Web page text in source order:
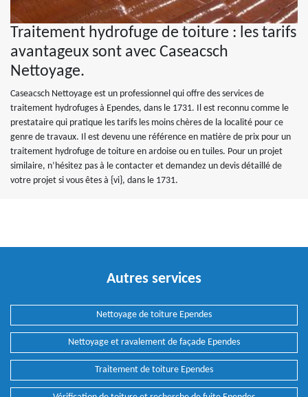
Traitement hydrofuge de toiture : les tarifs
avantageux sont avec Caseacsch
Nettoyage.
Caseacsch Nettoyage est un professionnel qui offre des services de
traitement hydrofuges à Ependes, dans le 1731. Il est reconnu comme le
prestataire qui pratique les tarifs les moins chères de la localité pour ce
genre de travaux. Il est devenu une référence en matière de prix pour un
traitement hydrofuge de toiture en ardoise ou en tuiles. Pour un projet
similaire, n’hésitez pas à le contacter et demandez un devis détaillé de
votre projet si vous êtes à {vi}, dans le 1731.
Autres services
Nettoyage de toiture Ependes
Nettoyage et ravalement de façade Ependes
Traitement de toiture Ependes